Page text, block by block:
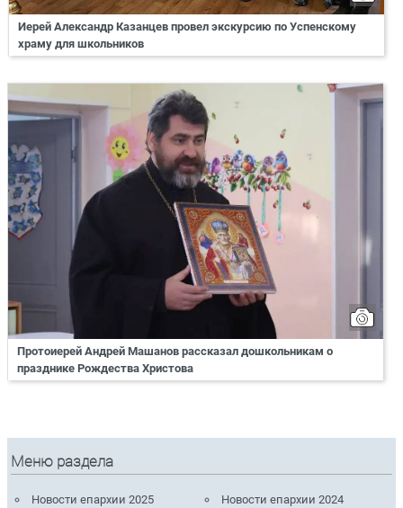
Иерей Александр Казанцев провел экскурсию по Успенскому
храму для школьников
Протоиерей Андрей Машанов рассказал дошкольникам о
празднике Рождества Христова
Меню раздела
Новости епархии 2025
Новости епархии 2024